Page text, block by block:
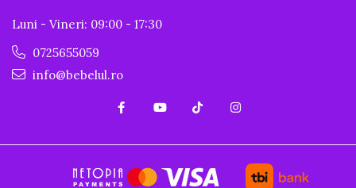
Luni - Vineri: 09:00 - 17:30
0725655059
info@bebelul.ro